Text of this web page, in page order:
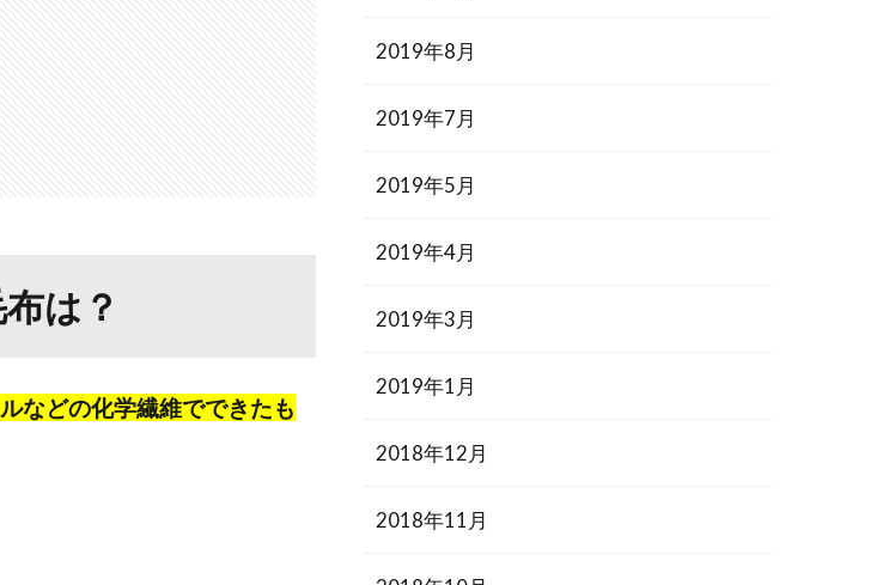
は？
などの化学繊維でできたも
2019年8月
2019年7月
2019年5月
2019年4月
2019年3月
2019年1月
2018年12月
2018年11月